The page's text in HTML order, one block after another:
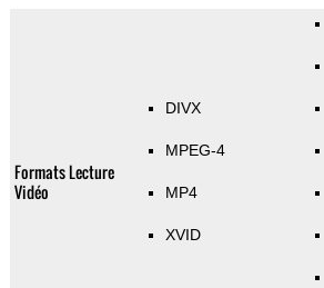
Formats Lecture
Vidéo
DIVX
MPEG-4
MP4
XVID